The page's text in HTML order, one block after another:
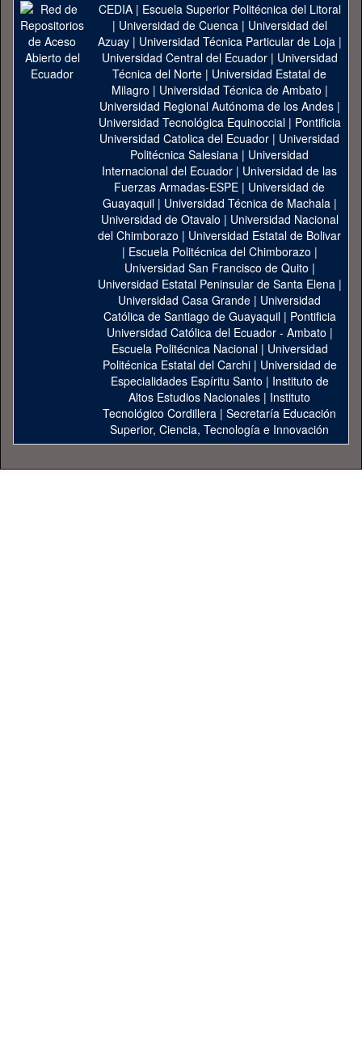
CEDIA| Escuela Superior Politécnica del Litoral
| Universidad de Cuenca| Universidad del
Azuay| Universidad Técnica Particular de Loja|
Universidad Central del Ecuador| Universidad
Técnica del Norte | Universidad Estatal de
Milagro | Universidad Técnica de Ambato |
Universidad Regional Autónoma de los Andes|
Universidad Tecnológica Equinoccial| Pontificia
Universidad Catolica del Ecuador | Universidad
Politécnica Salesiana | Universidad
Internacional del Ecuador | Universidad de las
Fuerzas Armadas-ESPE | Universidad de
Guayaquil| Universidad Técnica de Machala|
Universidad de Otavalo | Universidad Nacional
del Chimborazo | Universidad Estatal de Bolivar
| Escuela Politécnica del Chimborazo |
Universidad San Francisco de Quito |
Universidad Estatal Peninsular de Santa Elena|
Universidad Casa Grande | Universidad
Católica de Santiago de Guayaquil| Pontificia
Universidad Católica del Ecuador - Ambato |
Escuela Politécnica Nacional| Universidad
Politécnica Estatal del Carchi| Universidad de
Especialidades Espíritu Santo | Instituto de
Altos Estudios Nacionales | Instituto
Tecnológico Cordillera | Secretaría Educación
Superior, Ciencia, Tecnología e Innovación